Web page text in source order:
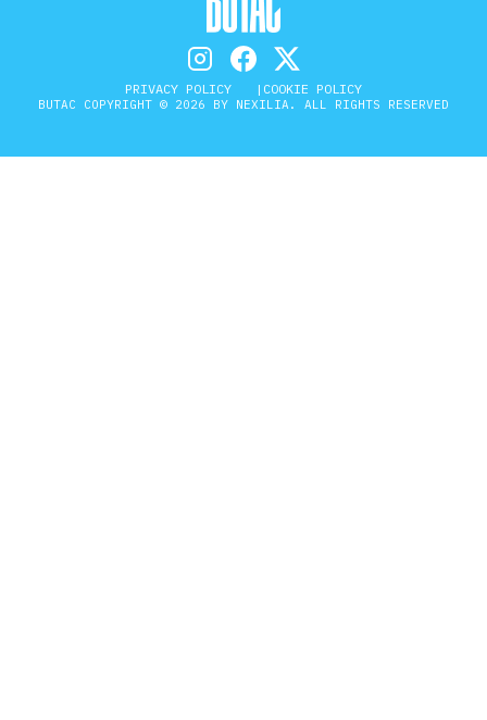
PRIVACY POLICY COOKIE POLICY
BUTAC COPYRIGHT © 2026 BY NEXILIA. ALL RIGHTS RESERVED